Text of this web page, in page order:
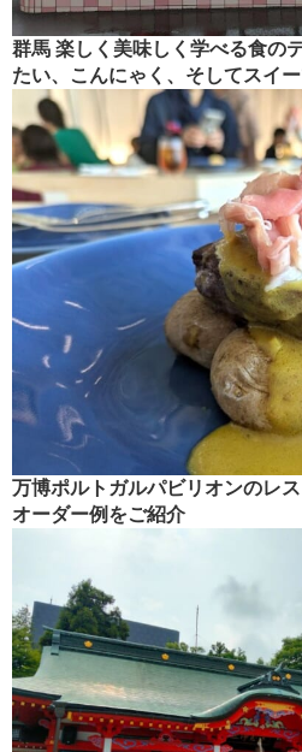
群馬 楽しく美味しく学べる食の
たい、こんにゃく、そしてスイー
万博ポルトガルパビリオンのレ
オーダー例をご紹介